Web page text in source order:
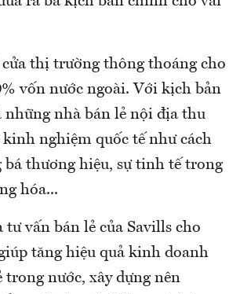
thị trường thông thoáng cho
vốn nước ngoài. Với kịch bản
những nhà bán lẻ nội địa thu
nghiệm quốc tế như cách
bá thương hiệu, sự tinh tế trong
hóa...
tư vấn bán lẻ của Savills cho
tăng hiệu quả kinh doanh
trong nước, xây dựng nên